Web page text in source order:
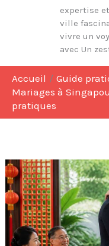
expertise
ville
vivre un
avec Un
Accueil
Guide
Mariages à
pratiques